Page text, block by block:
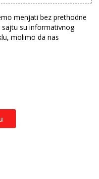
menjati bez prethodne
sajtu su informativnog
molimo da nas